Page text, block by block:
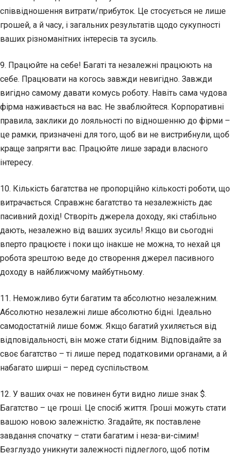
співвідношення витрати/прибуток. Це стосується не лише
грошей, а й часу, і загальних результатів щодо сукупності
ваших різноманітних інтересів та зусиль.
9. Працюйте на себе! Багаті та незалежні працюють на
себе. Працювати на когось завжди невигідно. Завжди
вигідно самому давати комусь роботу. Навіть сама чудова
фірма наживається на вас. Не зваблюйтеся. Корпоративні
правила, заклики до лояльності по відношенню до фірми –
це рамки, призначені для того, щоб ви не вистрибнули, щоб
краще запрягти вас. Працюйте лише заради власного
інтересу.
10. Кількість багатства не пропорційно кількості роботи, що
витрачається. Справжнє багатство та незалежність дає
пасивний дохід! Створіть джерела доходу, які стабільно
дають, незалежно від ваших зусиль! Якщо ви сьогодні
вперто працюєте і поки що інакше не можна, то нехай ця
робота зрештою веде до створення джерел пасивного
доходу в найближчому майбутньому.
11. Неможливо бути багатим та абсолютно незалежним.
Абсолютно незалежні лише абсолютно бідні. Ідеально
самодостатній лише бомж. Якщо багатий ухиляється від
відповідальності, він може стати бідним. Відповідайте за
своє багатство – ті лише перед податковими органами, а й
набагато ширші – перед суспільством.
12. У ваших очах не повинен бути видно лише знак $.
Багатство – це гроші. Це спосіб життя. Гроші можуть стати
вашою новою залежністю. Згадайте, як поставлене
завдання спочатку – стати багатим і неза-ви-сімим!
Безглуздо уникнути залежності підлеглого, щоб потім